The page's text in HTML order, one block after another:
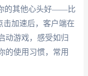
的其他心头好——比
加速后，客户端在
动游戏，感受如归
的使用习惯，常用